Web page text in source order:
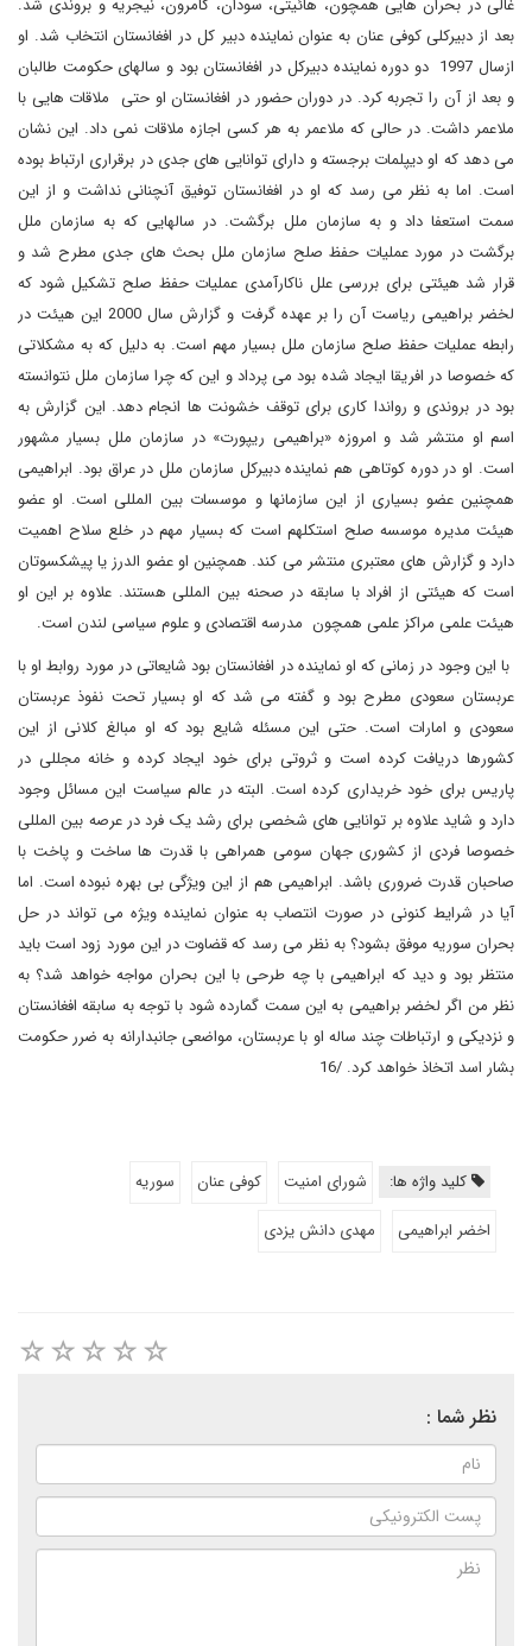
غالی در بحران هایی همچون، هائیتی، سودان، کامرون، نیجریه و بروندی شد.
بعد از دبیرکلی کوفی عنان به عنوان نماینده دبیر کل در افغانستان انتخاب شد. او
ازسال 1997 دو دوره نماینده دبیرکل در افغانستان بود و سالهای حکومت طالبان
و بعد از آن را تجربه کرد. در دوران حضور در افغانستان او حتی ملاقات هایی با
ملاعمر داشت. در حالی که ملاعمر به هر کسی اجازه ملاقات نمی داد. این نشان
می دهد که او دیپلمات برجسته و دارای توانایی های جدی در برقراری ارتباط بوده
است. اما به نظر می رسد که او در افغانستان توفیق آنچنانی نداشت و از این
سمت استعفا داد و به سازمان ملل برگشت. در سالهایی که به سازمان ملل
برگشت در مورد عملیات حفظ صلح سازمان ملل بحث های جدی مطرح شد و
قرار شد هیئتی برای بررسی علل ناکارآمدی عملیات حفظ صلح تشکیل شود که
لخضر براهیمی ریاست آن را بر عهده گرفت و گزارش سال 2000 این هیئت در
رابطه عملیات حفظ صلح سازمان ملل بسیار مهم است. به دلیل که به مشکلاتی
که خصوصا در افریقا ایجاد شده بود می پرداد و این که چرا سازمان ملل نتوانسته
بود در بروندی و رواندا کاری برای توقف خشونت ها انجام دهد. این گزارش به
اسم او منتشر شد و امروزه «براهیمی ریپورت» در سازمان ملل بسیار مشهور
است. او در دوره کوتاهی هم نماینده دبیرکل سازمان ملل در عراق بود. ابراهیمی
همچنین عضو بسیاری از این سازمانها و موسسات بین المللی است. او عضو
هیئت مدیره موسسه صلح استکلهم است که بسیار مهم در خلع سلاح اهمیت
دارد و گزارش های معتبری منتشر می کند. همچنین او عضو الدرز یا پیشکسوتان
است که هیئتی از افراد با سابقه در صحنه بین المللی هستند. علاوه بر این او
هیئت علمی مراکز علمی همچون مدرسه اقتصادی و علوم سیاسی لندن است.
با این وجود در زمانی که او نماینده در افغانستان بود شایعاتی در مورد روابط او با
عربستان سعودی مطرح بود و گفته می شد که او بسیار تحت نفوذ عربستان
سعودی و امارات است. حتی این مسئله شایع بود که او مبالغ کلانی از این
کشورها دریافت کرده است و ثروتی برای خود ایجاد کرده و خانه مجللی در
پاریس برای خود خریداری کرده است. البته در عالم سیاست این مسائل وجود
دارد و شاید علاوه بر توانایی های شخصی برای رشد یک فرد در عرصه بین المللی
خصوصا فردی از کشوری جهان سومی همراهی با قدرت ها ساخت و پاخت با
صاحبان قدرت ضروری باشد. ابراهیمی هم از این ویژگی بی بهره نبوده است. اما
آیا در شرایط کنونی در صورت انتصاب به عنوان نماینده ویژه می تواند در حل
بحران سوریه موفق بشود؟ به نظر می رسد که قضاوت در این مورد زود است باید
منتظر بود و دید که ابراهیمی با چه طرحی با این بحران مواجه خواهد شد؟ به
نظر من اگر لخضر براهیمی به این سمت گمارده شود با توجه به سابقه افغانستان
و نزدیکی و ارتباطات چند ساله او با عربستان، مواضعی جانبدارانه به ضرر حکومت
بشار اسد اتخاذ خواهد کرد. /16
کلید واژه ها: شورای امنیت کوفی عنان
سوریه
اخضر ابراهیمی
مهدی دانش یزدی
نظر شما :